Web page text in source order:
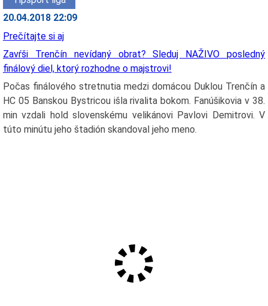
20.04.2018 22:09
Prečítajte si aj
Zavŕši Trenčín nevídaný obrat? Sleduj NAŽIVO posledný
finálový diel, ktorý rozhodne o majstrovi!
Počas finálového stretnutia medzi domácou Duklou Trenčín a
HC 05 Banskou Bystricou išla rivalita bokom. Fanúšikovia v 38.
min vzdali hold slovenskému velikánovi Pavlovi Demitrovi. V
túto minútu jeho štadión skandoval jeho meno.